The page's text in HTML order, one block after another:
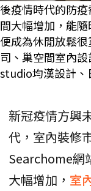
後疫情時代的防
間大幅增加，能
便成為休閒放鬆
司、巢空間室內
studio均漢設計、
新冠疫情方興
代，室內裝修
Searchome網
大幅增加， 室